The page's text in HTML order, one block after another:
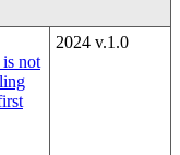
is not
2024 v.1.0